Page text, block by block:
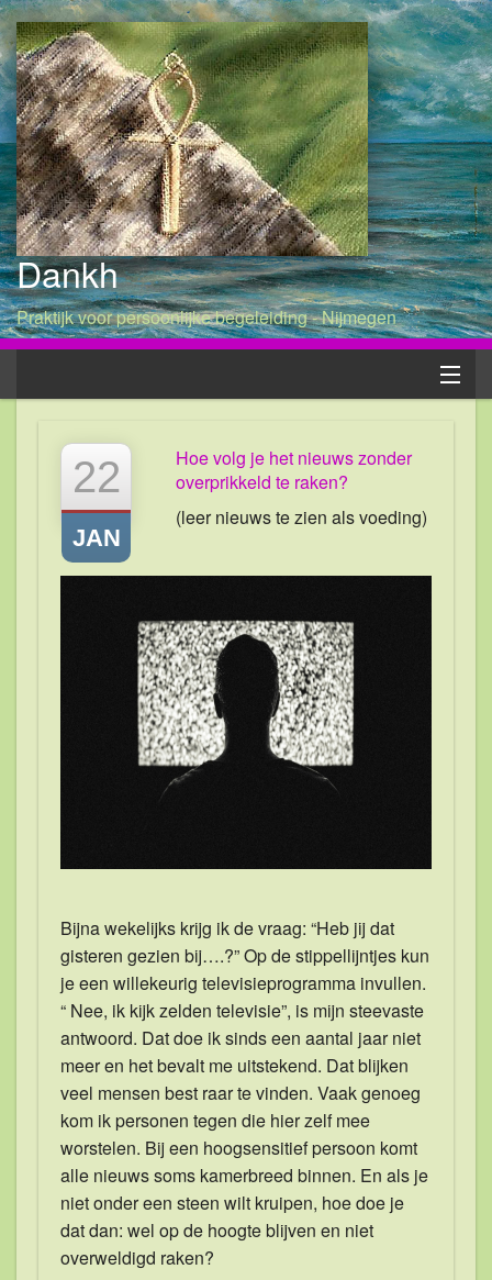
Dankh
Praktijk voor persoonlijke begeleiding - Nijmegen
Patricia
Persoonlijke begeleiding
Blogs
22
JAN
Hoe volg je het nieuws zonder
overprikkeld te raken?
(leer nieuws te zien als voeding)
Bijna wekelijks krijg ik de vraag: “Heb jij dat
gisteren gezien bij….?” Op de stippellijntjes kun
je een willekeurig televisieprogramma invullen.
“ Nee, ik kijk zelden televisie”, is mijn steevaste
antwoord. Dat doe ik sinds een aantal jaar niet
meer en het bevalt me uitstekend. Dat blijken
veel mensen best raar te vinden. Vaak genoeg
kom ik personen tegen die hier zelf mee
worstelen. Bij een hoogsensitief persoon komt
alle nieuws soms kamerbreed binnen. En als je
niet onder een steen wilt kruipen, hoe doe je
dat dan: wel op de hoogte blijven en niet
overweldigd raken?